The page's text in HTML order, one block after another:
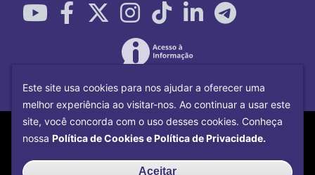
Copyright©2026 Universidade Federal
Uberlândia.
Desenvolvido porCentro de Tecnologia da
Este site usa cookies para nos ajudar a oferecer uma
melhor experiência ao visitar-nos. Ao continuar a usar este
site, você concorda com o uso desses cookies. Conheça
nossa Política de Cookies e Política de Privacidade.
Aceitar